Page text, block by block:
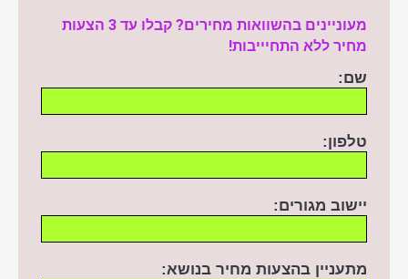
מעוניינים בהשוואות מחירים? קבלו עד 3 הצעות
מחיר ללא התחיייבות!
שם:
טלפון:
יישוב מגורים:
מתעניין בהצעות מחיר בנושא: